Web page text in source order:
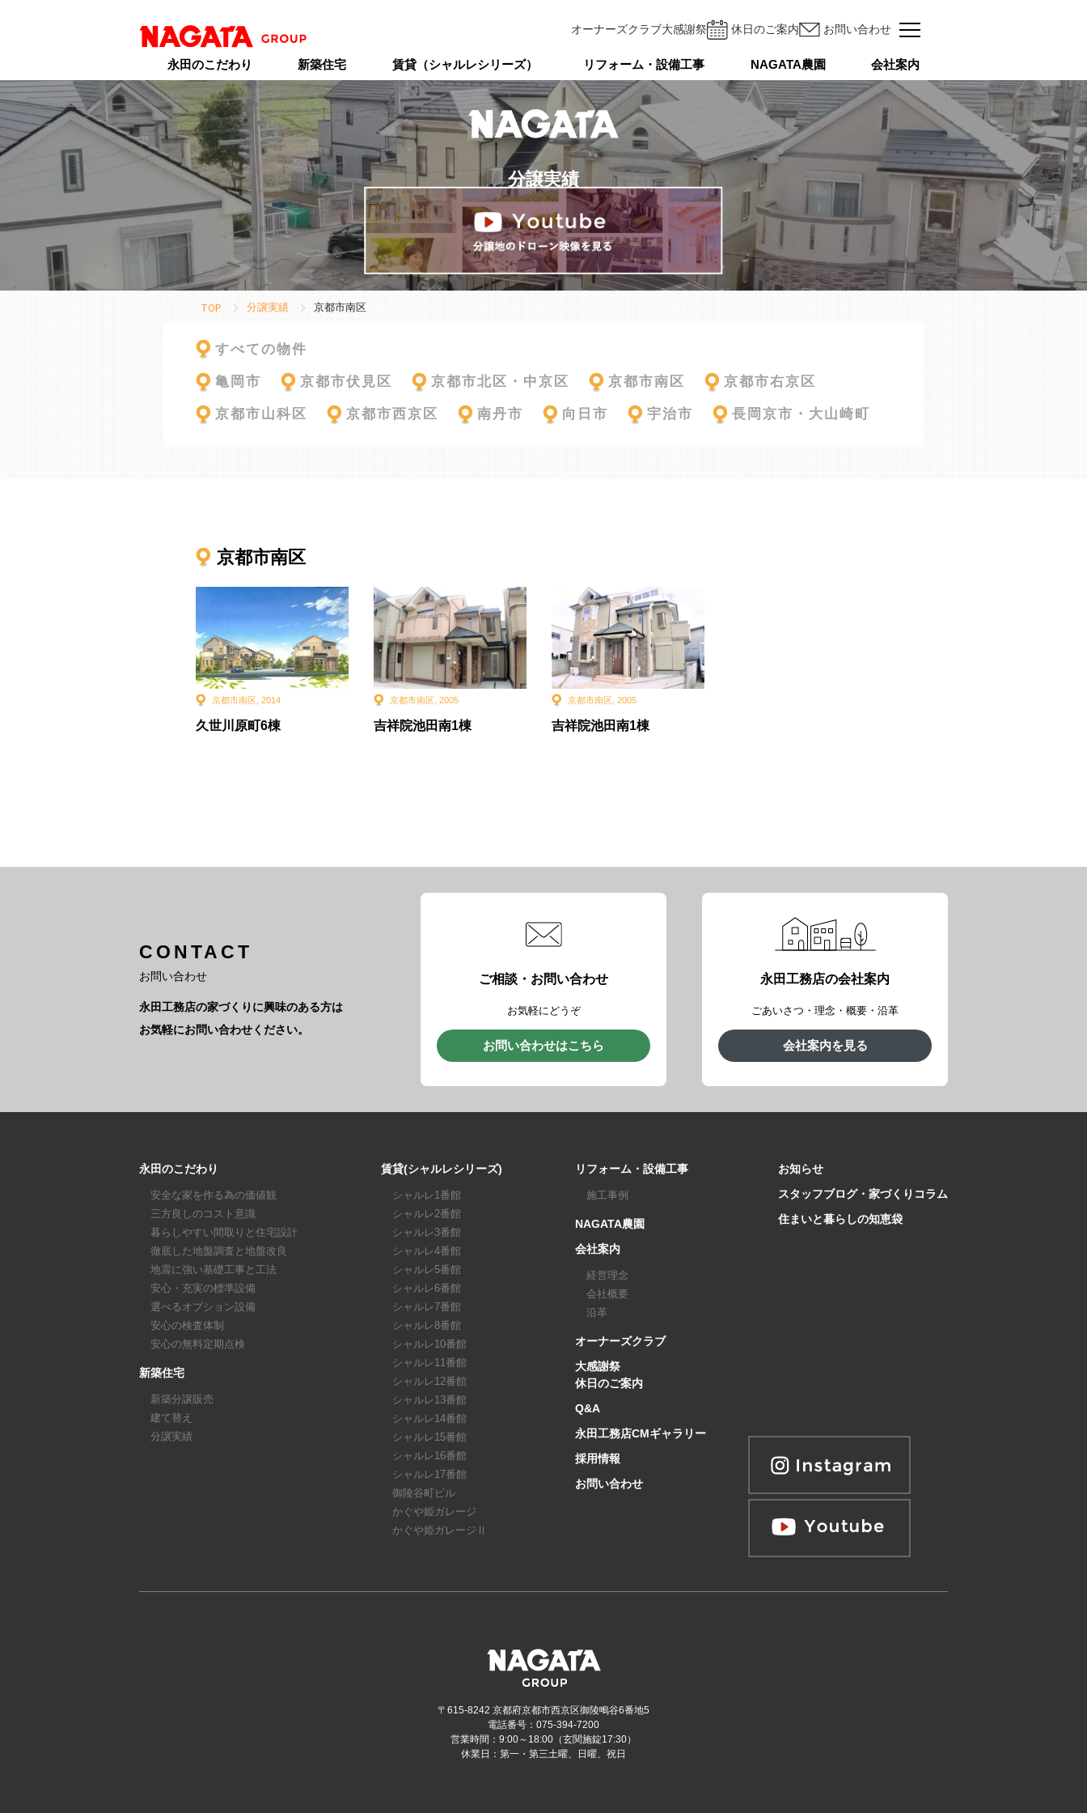
オーナーズクラブ大感謝祭 休日のご案内 お問い合わせ
永田のこだわり 新築住宅 賃貸（シャルレシリーズ） リフォーム・設備工事 NAGATA農園 会社案内
分譲実績
TOP 分譲実績 京都市南区
すべての物件
亀岡市 京都市伏見区 京都市北区・中京区 京都市南区 京都市右京区
京都市山科区 京都市西京区 南丹市 向日市 宇治市 長岡京市・大山崎町
京都市南区
京都市南区, 2014
久世川原町6棟
京都市南区, 2005
吉祥院池田南1棟
京都市南区, 2005
吉祥院池田南1棟
CONTACT
お問い合わせ
永田工務店の家づくりに興味のある方は
お気軽にお問い合わせください。
ご相談・お問い合わせ
お気軽にどうぞ
お問い合わせはこちら
永田工務店の会社案内
ごあいさつ・理念・概要・沿革
会社案内を見る
永田のこだわり
安全な家を作る為の価値観
三方良しのコスト意識
暮らしやすい間取りと住宅設計
徹底した地盤調査と地盤改良
地震に強い基礎工事と工法
安心・充実の標準設備
選べるオプション設備
安心の検査体制
安心の無料定期点検
新築住宅
新築分譲販売
建て替え
分譲実績
賃貸(シャルレシリーズ)
シャルレ1番館
シャルレ2番館
シャルレ3番館
シャルレ4番館
シャルレ5番館
シャルレ6番館
シャルレ7番館
シャルレ8番館
シャルレ10番館
シャルレ11番館
シャルレ12番館
シャルレ13番館
シャルレ14番館
シャルレ15番館
シャルレ16番館
シャルレ17番館
御陵谷町ビル
かぐや姫ガレージ
かぐや姫ガレージⅡ
リフォーム・設備工事
施工事例
NAGATA農園
会社案内
経営理念
会社概要
沿革
オーナーズクラブ
大感謝祭
休日のご案内
Q&A
永田工務店CMギャラリー
採用情報
お問い合わせ
お知らせ
スタッフブログ・家づくりコラム
住まいと暮らしの知恵袋
〒615-8242 京都府京都市西京区御陵鴫谷6番地5
電話番号：075-394-7200
営業時間：9:00～18:00（玄関施錠17:30）
休業日：第一・第三土曜、日曜、祝日